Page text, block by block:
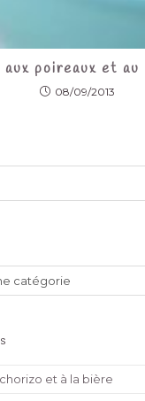
poireaux et au
08/09/2013
catégorie
et à la bière